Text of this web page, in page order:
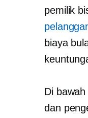
pemilik
biaya
Di
dan